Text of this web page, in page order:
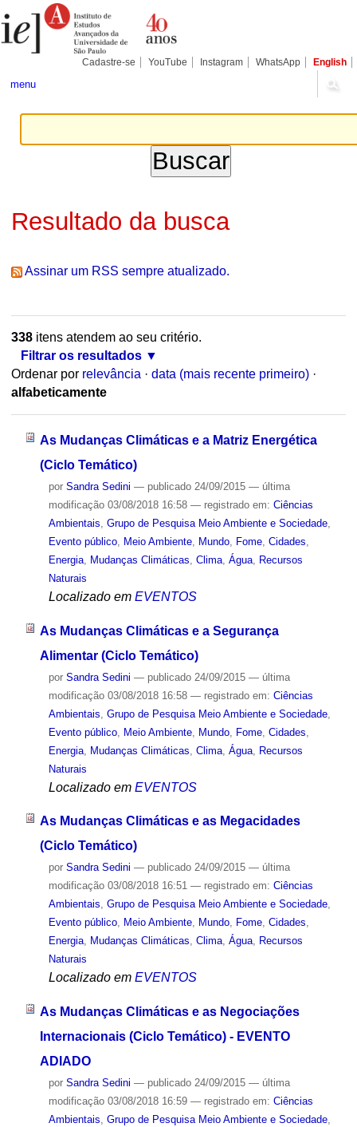
para
conteúdo.
Pessoais
Cadastre-se YouTube Instagram WhatsApp English
menu
Resultado da busca
Assinar um RSS sempre atualizado.
338itens atendem ao seu critério.
Filtrar os resultados
Ordenar por relevância · data (mais recente primeiro) ·
alfabeticamente
As Mudanças Climáticas e a Matriz Energética
(Ciclo Temático)
por Sandra Sedini — publicado24/09/2015 — última
modificação03/08/2018 16:58 — registrado em: Ciências
Ambientais Grupo de Pesquisa Meio Ambiente e Sociedade,
Evento público, Meio Ambiente, Mundo, Fome, Cidades
Energia, Mudanças Climáticas Clima, Água,
Recursos
Naturais
Localizado em EVENTOS
As Mudanças Climáticas e a Segurança
Alimentar (Ciclo Temático)
por Sandra Sedini — publicado24/09/2015 — última
modificação03/08/2018 16:58 — registrado em: Ciências
Ambientais Grupo de Pesquisa Meio Ambiente e Sociedade,
Evento público, Meio Ambiente, Mundo, Fome, Cidades
Energia, Mudanças Climáticas Clima, Água, Recursos
Naturais
Localizado em EVENTOS
As Mudanças Climáticas e as Megacidades
(Ciclo Temático)
por Sandra Sedini — publicado24/09/2015 — última
modificação03/08/2018 16:51 — registrado em: Ciências
Ambientais, Grupo de Pesquisa Meio Ambiente e Sociedade,
Evento público, Meio Ambiente, Mundo, Fome, Cidades,
Energia, Mudanças Climáticas, Clima, Água, Recursos
Naturais
Localizado em EVENTOS
As Mudanças Climáticas e as Negociações
Internacionais (Ciclo Temático) - EVENTO
ADIADO
por Sandra Sedini — publicado24/09/2015 — última
modificação03/08/2018 16:59 — registrado em: Ciências
Ambientais, Grupo de Pesquisa Meio Ambiente e Sociedade,